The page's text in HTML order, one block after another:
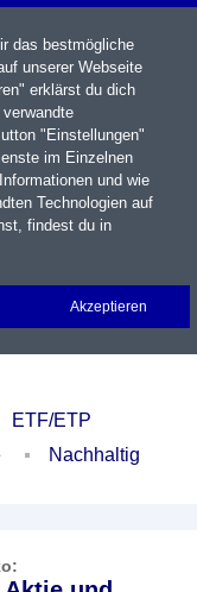
Login
ETF/ETP
Nachhaltig
das bestmögliche
unserer Webseite
erklärst du dich
"Einstellungen"
im Einzelnen
und wie
Technologien auf
findest du in
Akzeptieren